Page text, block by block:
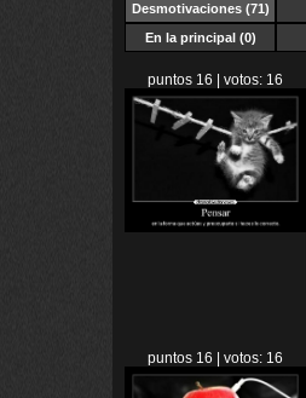
Desmotivaciones(71)
En la principal (0)
puntos 16 | votos: 16
puntos 16 | votos: 16